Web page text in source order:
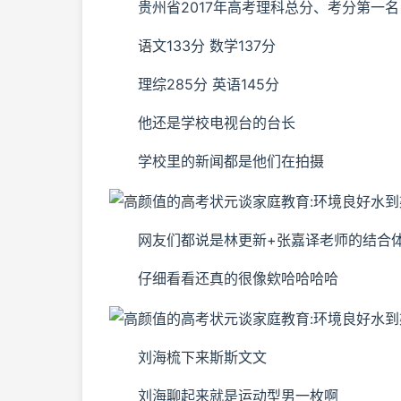
贵州省2017年高考理科总分、考分第一名
语文133分 数学137分
理综285分 英语145分
他还是学校电视台的台长
学校里的新闻都是他们在拍摄
网友们都说是林更新+张嘉译老师的结合
仔细看看还真的很像欸哈哈哈哈
刘海梳下来斯斯文文
刘海聊起来就是运动型男一枚啊